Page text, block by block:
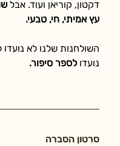
דקטון, קוריאן ועוד. אבל
עץ אמיתי, חי, טבעי.
השולחנות שלנו לא
נועדו לספר סיפור.
סרטון הסברה